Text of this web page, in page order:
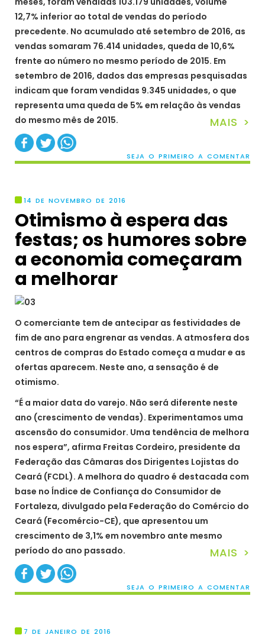
12,7% inferior ao total de vendas do período
precedente. No acumulado até setembro de 2016, as
vendas somaram 76.414 unidades, queda de 10,6%
frente ao número no mesmo período de 2015. Em
setembro de 2016, dados das empresas pesquisadas
indicam que foram vendidas 9.345 unidades, o que
representa uma queda de 5% em relação às vendas
do mesmo mês de 2015.
MAIS >
SEJA O PRIMEIRO A COMENTAR
14 DE NOVEMBRO DE 2016
Otimismo à espera das
festas; os humores sobre
a economia começaram
a melhorar
O comerciante tem de antecipar as festividades de
fim de ano para engrenar as vendas. A atmosfera dos
centros de compras do Estado começa a mudar e as
ofertas aparecem. Neste ano, a sensação é de
otimismo.
“É a maior data do varejo. Não será diferente neste
ano (crescimento de vendas). Experimentamos uma
ascensão do consumidor. Uma tendência de melhora
nos espera”, afirma Freitas Cordeiro, presidente da
Federação das Câmaras dos Dirigentes Lojistas do
Ceará (FCDL). A melhora do quadro é destacada com
base no Índice de Confiança do Consumidor de
Fortaleza, divulgado pela Federação do Comércio do
Ceará (Fecomércio-CE), que apresentou um
crescimento de 3,1% em novembro ante mesmo
período do ano passado.
MAIS >
SEJA O PRIMEIRO A COMENTAR
7 DE JANEIRO DE 2016